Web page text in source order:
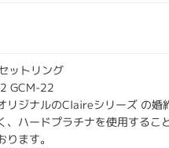
ットリング
GCM-22
リジナルのClaireシリーズ の
、ハードプラチナを使用するこ
ます。